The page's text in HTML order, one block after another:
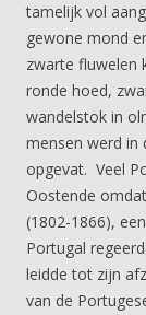
tamelijk vol
gewone mond
zwarte fluwelen
ronde hoed,
wandelstok in
mensen werd in
opgevat. Veel
Oostende
(1802-1866),
Portugal
leidde tot zijn
van de